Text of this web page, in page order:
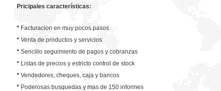
Pricipales características:
* Facturacion en muy pocos pasos
* Venta de productos y servicios
* Sencillo seguimiento de pagos y cobranzas
* Listas de precios y estricto control de stock
* Vendedores, cheques, caja y bancos
* Poderosas busquedas y mas de 150 informes